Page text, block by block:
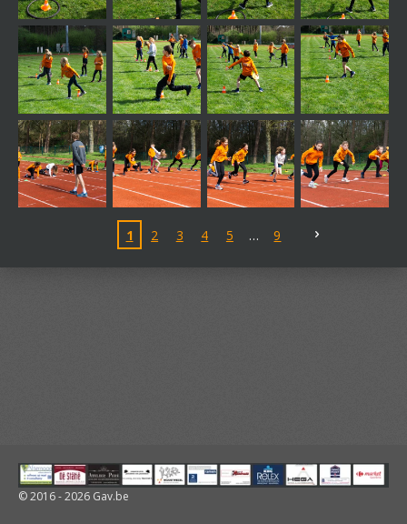
1 2 3 4 5 9
© 2016 - 2026 Gav.be